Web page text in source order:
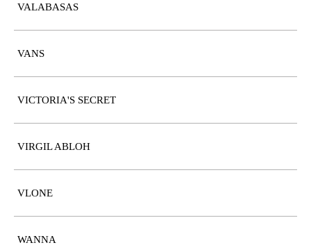
VALABASAS
VANS
VICTORIA'S SECRET
VIRGIL ABLOH
VLONE
WANNA